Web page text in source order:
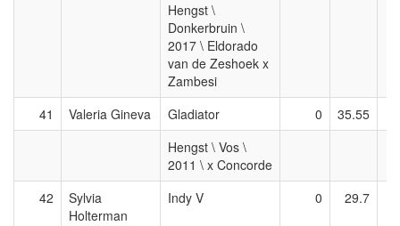
Hengst \
Donkerbruin \
2017 \ Eldorado
van de Zeshoek x
Zambesi
41
Valeria Gineva Gladiator 0
35.55
Hengst \ Vos \
2011 \ x Concorde
42
Sylvia
Holterman
Indy V 0 29.7